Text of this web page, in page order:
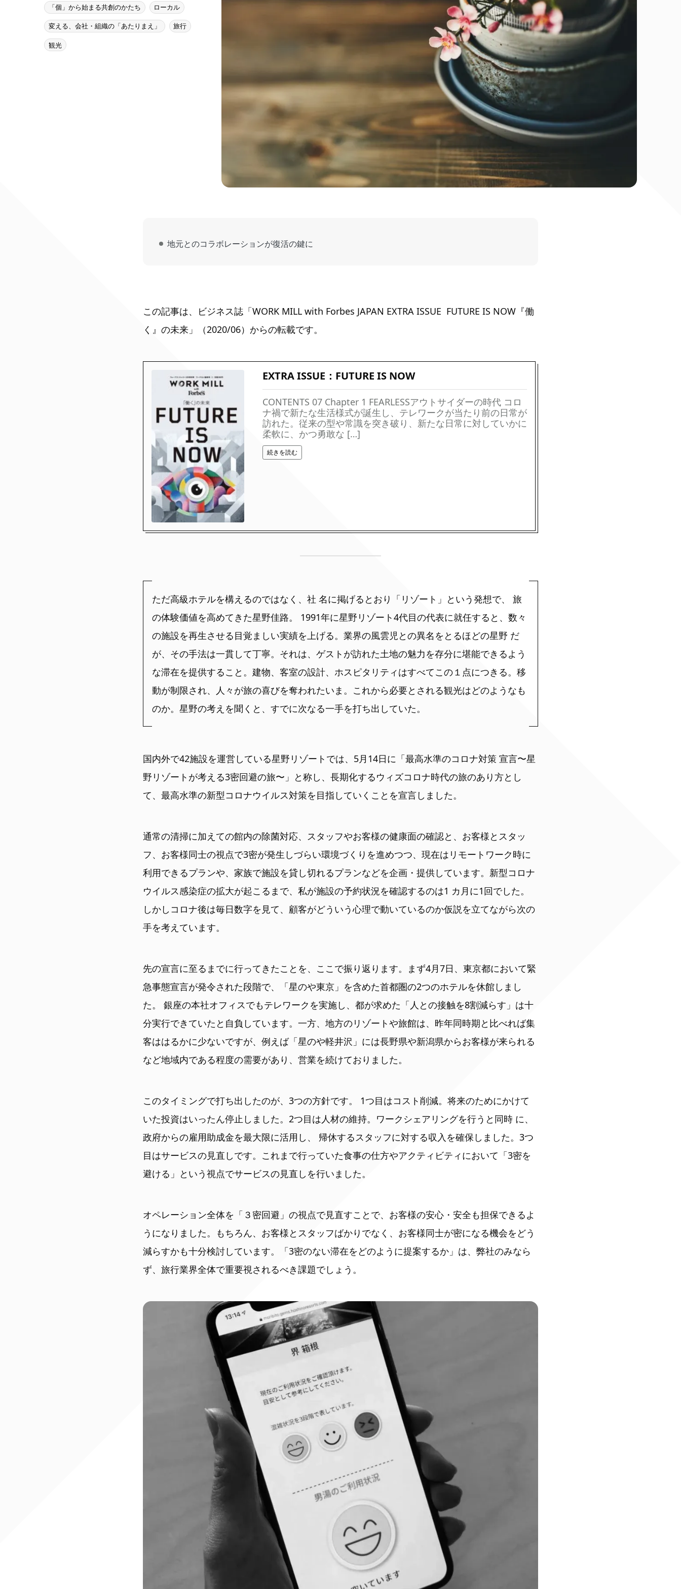
「個」から始まる共創のかたち ローカル
変える、会社・組織の「あたりまえ」 旅行
観光
地元とのコラボレーションが復活の鍵に
この記事は、ビジネス誌「WORK MILL with Forbes JAPAN EXTRA ISSUE FUTURE IS NOW『働
く』の未来」（2020/06）からの転載です。
EXTRA ISSUE：FUTURE IS NOW
CONTENTS 07 Chapter 1 FEARLESSアウトサイダーの時代 コロ
ナ禍で新たな生活様式が誕生し、テレワークが当たり前の日常が
訪れた。従来の型や常識を突き破り、新たな日常に対していかに
柔軟に、かつ勇敢な […]
続きを読む
ただ高級ホテルを構えるのではなく、社 名に掲げるとおり「リゾート」という発想で、 旅
の体験価値を高めてきた星野佳路。 1991年に星野リゾート4代目の代表に就任すると、数々
の施設を再生させる目覚ましい実績を上げる。業界の風雲児との異名をとるほどの星野 だ
が、その手法は一貫して丁寧。それは、ゲストが訪れた土地の魅力を存分に堪能できるよう
な滞在を提供すること。建物、客室の設計、ホスピタリティはすべてこの１点につきる。移
動が制限され、人々が旅の喜びを奪われたいま。これから必要とされる観光はどのようなも
のか。星野の考えを聞くと、すでに次なる一手を打ち出していた。
国内外で42施設を運営している星野リゾートでは、5月14日に「最高水準のコロナ対策 宣言〜星
野リゾートが考える3密回避の旅〜」と称し、長期化するウィズコロナ時代の旅のあり方とし
て、最高水準の新型コロナウイルス対策を目指していくことを宣言しました。
通常の清掃に加えての館内の除菌対応、スタッフやお客様の健康面の確認と、お客様とスタッ
フ、お客様同士の視点で3密が発生しづらい環境づくりを進めつつ、現在はリモートワーク時に
利用できるプランや、家族で施設を貸し切れるプランなどを企画・提供しています。新型コロナ
ウイルス感染症の拡大が起こるまで、私が施設の予約状況を確認するのは1 カ月に1回でした。
しかしコロナ後は毎日数字を見て、顧客がどういう心理で動いているのか仮説を立てながら次の
手を考えています。
先の宣言に至るまでに行ってきたことを、ここで振り返ります。まず4月7日、東京都において緊
急事態宣言が発令された段階で、「星のや東京」を含めた首都圏の2つのホテルを休館しまし
た。 銀座の本社オフィスでもテレワークを実施し、都が求めた「人との接触を8割減らす」は十
分実行できていたと自負しています。一方、地方のリゾートや旅館は、昨年同時期と比べれば集
客ははるかに少ないですが、例えば「星のや軽井沢」には長野県や新潟県からお客様が来られる
など地域内である程度の需要があり、営業を続けておりました。
このタイミングで打ち出したのが、3つの方針です。 1つ目はコスト削減。将来のためにかけて
いた投資はいったん停止しました。2つ目は人材の維持。ワークシェアリングを行うと同時 に、
政府からの雇用助成金を最大限に活用し、 帰休するスタッフに対する収入を確保しました。3つ
目はサービスの見直しです。これまで行っていた食事の仕方やアクティビティにおいて「3密を
避ける」という視点でサービスの見直しを行いました。
オペレーション全体を「３密回避」の視点で見直すことで、お客様の安心・安全も担保できるよ
うになりました。もちろん、お客様とスタッフばかりでなく、お客様同士が密になる機会をどう
減らすかも十分検討しています。「3密のない滞在をどのように提案するか」は、弊社のみなら
ず、旅行業界全体で重要視されるべき課題でしょう。